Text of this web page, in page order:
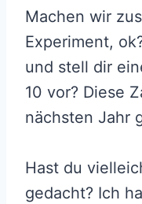
Machen wir
Experiment,
und stell dir
10 vor? Diese
nächsten Jahr
Hast du
gedacht? Ich